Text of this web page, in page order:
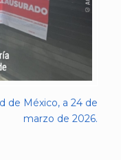
de México, a 24 de
marzo de 2026.